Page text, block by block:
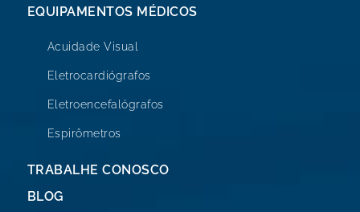
EQUIPAMENTOS MÉDICOS
Acuidade Visual
Eletrocardiógrafos
Eletroencefalógrafos
Espirômetros
TRABALHE CONOSCO
BLOG